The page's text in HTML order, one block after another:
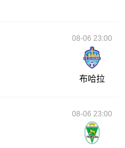
08-06 23:00
布哈拉
08-06 23:00